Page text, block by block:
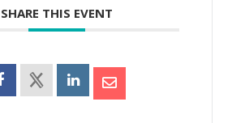
SHARE THIS EVENT